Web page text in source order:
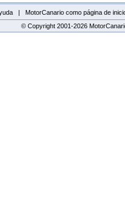
|
MotorCanario como página de
© Copyright 2001-2026